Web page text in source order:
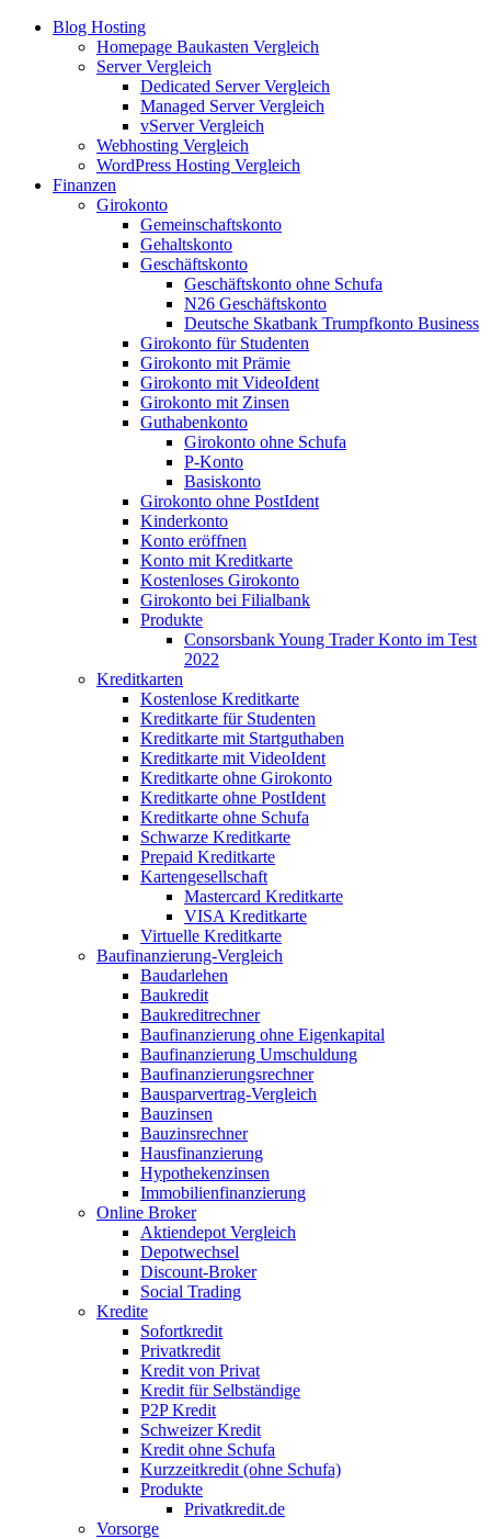
Blog Hosting
Homepage Baukasten Vergleich
Server Vergleich
Dedicated Server Vergleich
Managed Server Vergleich
vServer Vergleich
Webhosting Vergleich
WordPress Hosting Vergleich
Finanzen
Girokonto
Gemeinschaftskonto
Gehaltskonto
Geschäftskonto
Geschäftskonto ohne Schufa
N26 Geschäftskonto
Deutsche Skatbank Trumpfkonto Business
Girokonto für Studenten
Girokonto mit Prämie
Girokonto mit VideoIdent
Girokonto mit Zinsen
Guthabenkonto
Girokonto ohne Schufa
P-Konto
Basiskonto
Girokonto ohne PostIdent
Kinderkonto
Konto eröffnen
Konto mit Kreditkarte
Kostenloses Girokonto
Girokonto bei Filialbank
Produkte
Consorsbank Young Trader Konto im Test
2022
Kreditkarten
Kostenlose Kreditkarte
Kreditkarte für Studenten
Kreditkarte mit Startguthaben
Kreditkarte mit VideoIdent
Kreditkarte ohne Girokonto
Kreditkarte ohne PostIdent
Kreditkarte ohne Schufa
Schwarze Kreditkarte
Prepaid Kreditkarte
Kartengesellschaft
Mastercard Kreditkarte
VISA Kreditkarte
Virtuelle Kreditkarte
Baufinanzierung-Vergleich
Baudarlehen
Baukredit
Baukreditrechner
Baufinanzierung ohne Eigenkapital
Baufinanzierung Umschuldung
Baufinanzierungsrechner
Bausparvertrag-Vergleich
Bauzinsen
Bauzinsrechner
Hausfinanzierung
Hypothekenzinsen
Immobilienfinanzierung
Online Broker
Aktiendepot Vergleich
Depotwechsel
Discount-Broker
Social Trading
Kredite
Sofortkredit
Privatkredit
Kredit von Privat
Kredit für Selbständige
P2P Kredit
Schweizer Kredit
Kredit ohne Schufa
Kurzzeitkredit (ohne Schufa)
Produkte
Privatkredit.de
Vorsorge